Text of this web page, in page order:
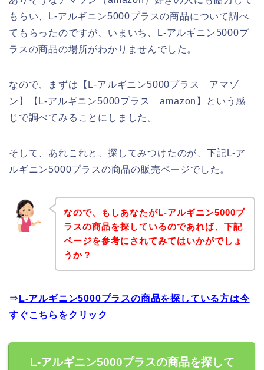
もらい、L-アルギニン5000プラスの商品について調べ
てもらったのですが、いまいち、L-アルギニン5000プ
ラスの商品の場所がわかりませんでした。
なので、まずは【L-アルギニン5000プラス アマゾ
ン】【L-アルギニン5000プラス amazon】という感
じで調べてみることにしました。
そして、あれこれと、探してみつけたのが、下記L-ア
ルギニン5000プラスの商品の販売ページでした。
なので、もしあなたがL-アルギニン5000プ
ラスの商品を探しているのであれば、下記
ページを参考にされてみてはいかがでしょ
うか？
⇒ L-アルギニン5000プラスの商品を探している方は今
すぐこちらをクリック
L-アルギニン5000プラスの商品を探して